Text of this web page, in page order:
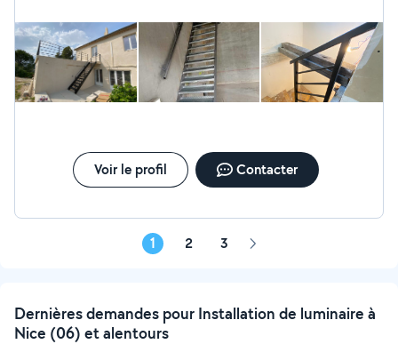
Voir le profil Contacter
1 2 3 Page
Dernières demandes pour Installation de luminaire à
Nice (06) et alentours